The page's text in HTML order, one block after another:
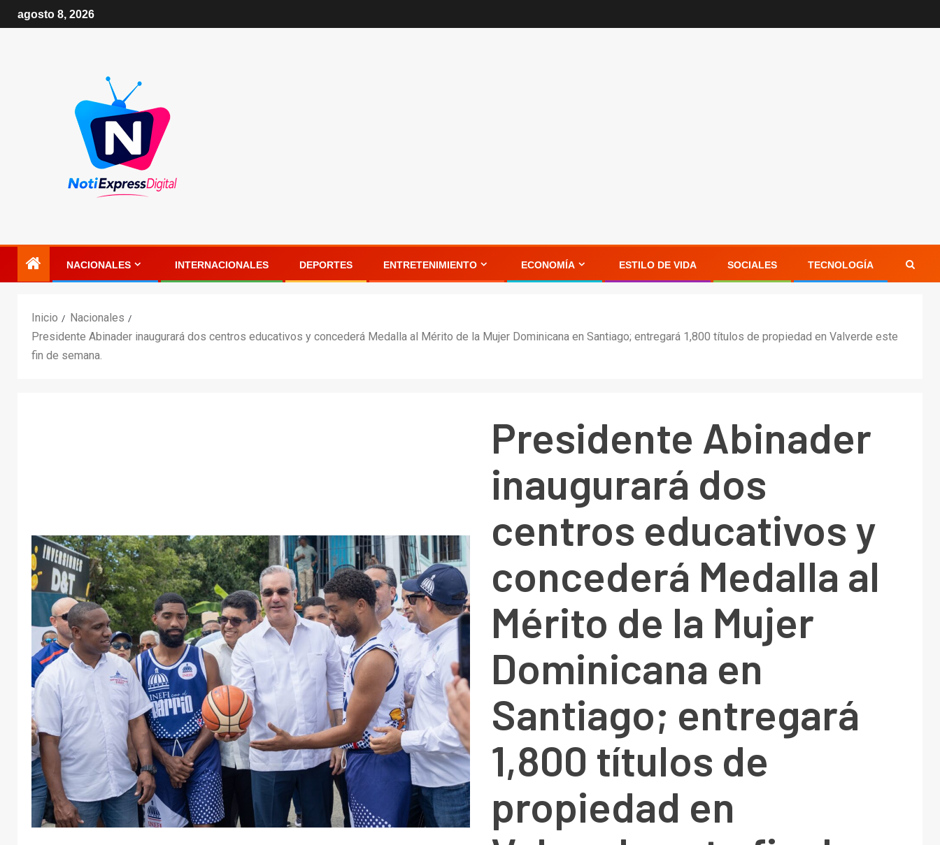
agosto 8, 2026
NACIONALES INTERNACIONALES DEPORTES ENTRETENIMIENTO ECONOMÍA ESTILO DE VIDA SOCIALES TECNOLOGÍA
Inicio
Nacionales
Presidente Abinader inaugurará dos centros educativos y concederá Medalla al Mérito de la Mujer Dominicana en Santiago; entregará 1,800 títulos de propiedad en Valverde este
fin de semana.
Presidente Abinader
inaugurará dos
centros educativos y
concederá Medalla al
Mérito de la Mujer
Dominicana en
Santiago; entregará
1,800 títulos de
propiedad en